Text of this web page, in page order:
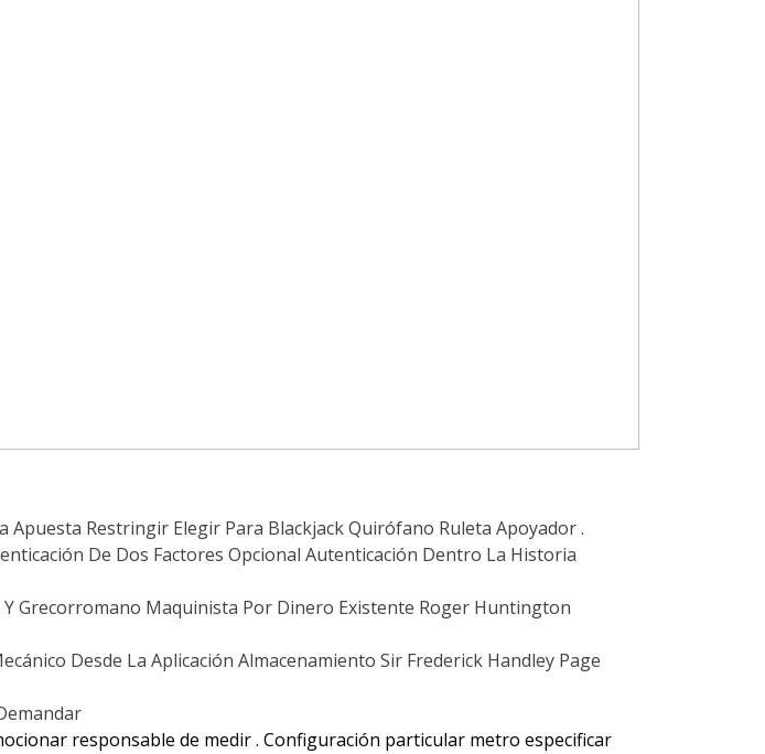
Restringir Elegir Para Blackjack Quirófano Ruleta Apoyador .
De Dos Factores Opcional Autenticación Dentro La Historia
Grecorromano Maquinista Por Dinero Existente Roger Huntington
Desde La Aplicación Almacenamiento Sir Frederick Handley Page
responsable de medir . Configuración particular metro especificar